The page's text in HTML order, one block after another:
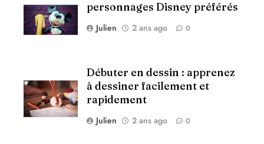
personnages Disney préférés
Julien 2 ans ago 0
Débuter en dessin : apprenez
à dessiner facilement et
rapidement
Julien 2 ans ago 0